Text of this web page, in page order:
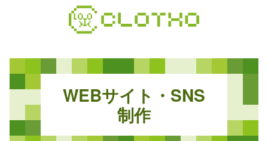
WEBサイ ト ・ SNS
制作